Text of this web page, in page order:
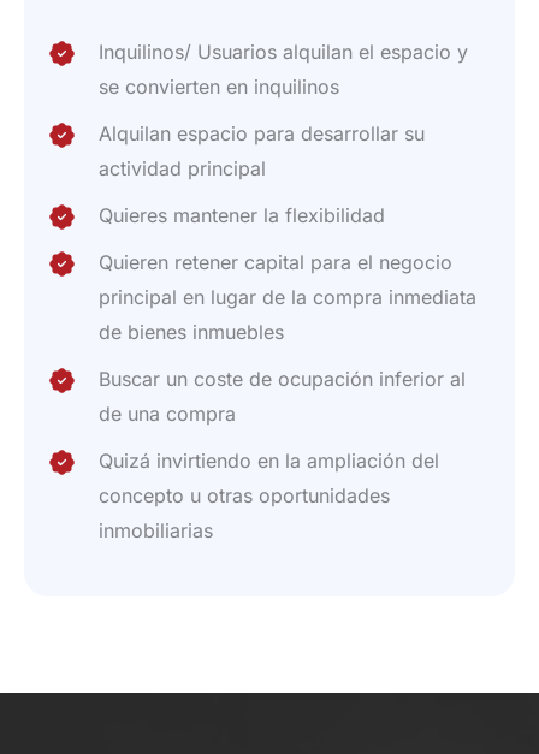
Inquilinos/ Usuarios alquilan el espacio y
se convierten en inquilinos
Alquilan espacio para desarrollar su
actividad principal
Quieres mantener la flexibilidad
Quieren retener capital para el negocio
principal en lugar de la compra inmediata
de bienes inmuebles
Buscar un coste de ocupación inferior al
de una compra
Quizá invirtiendo en la ampliación del
concepto u otras oportunidades
inmobiliarias